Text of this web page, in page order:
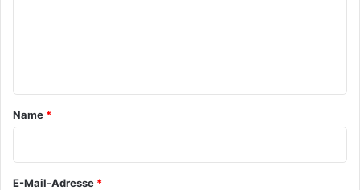
a
r
*
Name *
E-Mail-Adresse *